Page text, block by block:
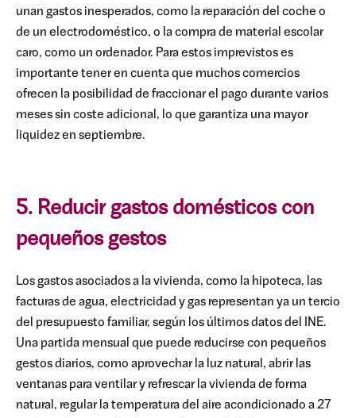
unan gastos inesperados, como la reparación del coche o
de un electrodoméstico, o la compra de material escolar
caro, como un ordenador. Para estos imprevistos es
importante tener en cuenta que muchos comercios
ofrecen la posibilidad de fraccionar el pago durante varios
meses sin coste adicional, lo que garantiza una mayor
liquidez en septiembre.
5. Reducir gastos domésticos con
pequeños gestos
Los gastos asociados a la vivienda, como la hipoteca, las
facturas de agua, electricidad y gas representan ya un tercio
del presupuesto familiar, según los últimos datos del INE.
Una partida mensual que puede reducirse con pequeños
gestos diarios, como aprovechar la luz natural, abrir las
ventanas para ventilar y refrescar la vivienda de forma
natural, regular la temperatura del aire acondicionado a 27